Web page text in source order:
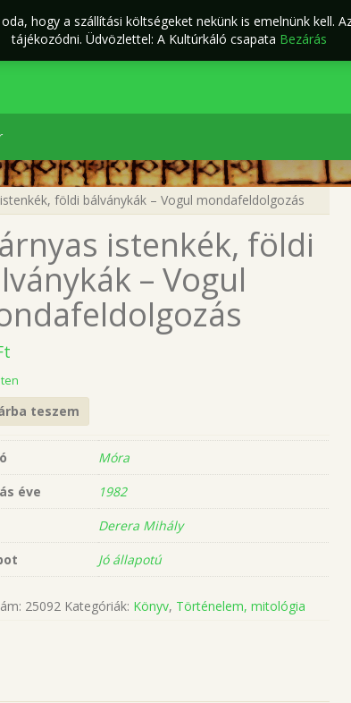
ÁSZF
Webáruház
földi bálványkák – Vogul mondafeldolgozás
istenkék, földi
– Vogul
teszem
Móra
éve
1982
Derera Mihály
Jó állapotú
25092 Kategóriák: Könyv, Történelem, mitológia
hogy a szállítási költségeket nekünk is emelnünk kell.
tájékozódni. Üdvözlettel: A Kultúrkáló csapata Bezárás